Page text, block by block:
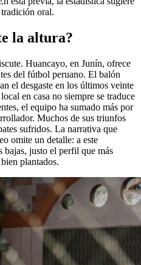
oral.
la altura?
Huancayo, en Junín, ofrece
del fútbol peruano. El balón
el desgaste en los últimos veinte
en casa no siempre se traduce
el equipo ha sumado más por
Muchos de sus triunfos
sufridos. La narrativa que
omite un detalle: a este
bajas, justo el perfil que más
plantados.